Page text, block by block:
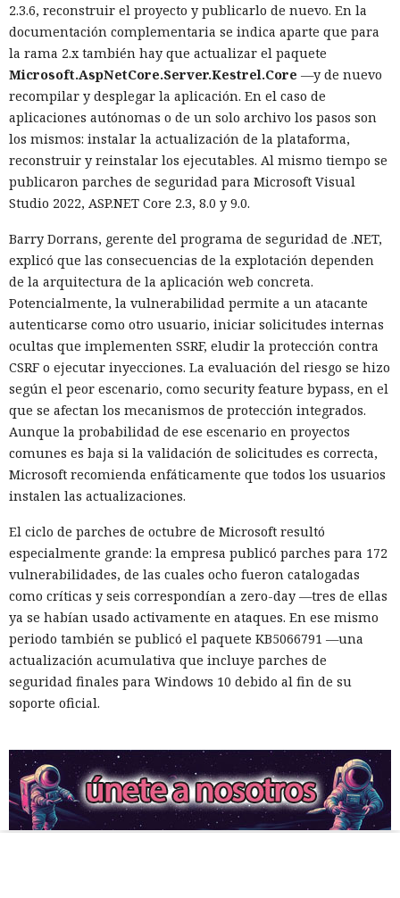
2.3.6, reconstruir el proyecto y publicarlo de nuevo. En la
documentación complementaria se indica aparte que para
la rama 2.x también hay que actualizar el paquete
Microsoft.AspNetCore.Server.Kestrel.Core —y de nuevo
recompilar y desplegar la aplicación. En el caso de
aplicaciones autónomas o de un solo archivo los pasos son
los mismos: instalar la actualización de la plataforma,
reconstruir y reinstalar los ejecutables. Al mismo tiempo se
publicaron parches de seguridad para Microsoft Visual
Studio 2022, ASP.NET Core 2.3, 8.0 y 9.0.
Barry Dorrans, gerente del programa de seguridad de .NET,
explicó que las consecuencias de la explotación dependen
de la arquitectura de la aplicación web concreta.
Potencialmente, la vulnerabilidad permite a un atacante
autenticarse como otro usuario, iniciar solicitudes internas
ocultas que implementen SSRF, eludir la protección contra
CSRF o ejecutar inyecciones. La evaluación del riesgo se hizo
según el peor escenario, como security feature bypass, en el
que se afectan los mecanismos de protección integrados.
Aunque la probabilidad de ese escenario en proyectos
comunes es baja si la validación de solicitudes es correcta,
Microsoft recomienda enfáticamente que todos los usuarios
instalen las actualizaciones.
El ciclo de parches de octubre de Microsoft resultó
especialmente grande: la empresa publicó parches para 172
vulnerabilidades, de las cuales ocho fueron catalogadas
como críticas y seis correspondían a zero-day —tres de ellas
ya se habían usado activamente en ataques. En ese mismo
periodo también se publicó el paquete KB5066791 —una
actualización acumulativa que incluye parches de
seguridad finales para Windows 10 debido al fin de su
soporte oficial.